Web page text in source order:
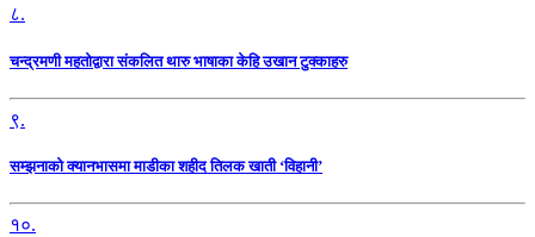
८.
चन्द्रमणी महतोद्वारा संकलित थारु भाषाका केहि उखान टुक्काहरु
९.
सम्झनाको क्यानभासमा माडीका शहीद तिलक खाती ‘विहानी’
१०.